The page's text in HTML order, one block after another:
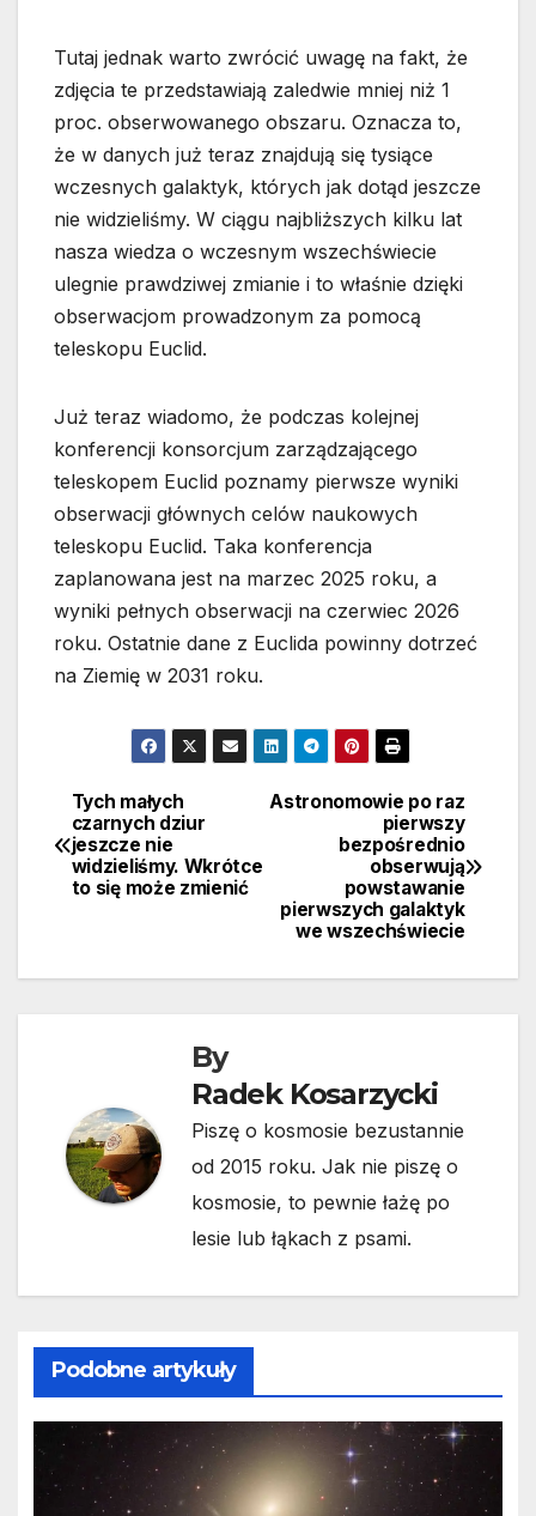
Tutaj jednak warto zwrócić uwagę na fakt, że
zdjęcia te przedstawiają zaledwie mniej niż 1
proc. obserwowanego obszaru. Oznacza to,
że w danych już teraz znajdują się tysiące
wczesnych galaktyk, których jak dotąd jeszcze
nie widzieliśmy. W ciągu najbliższych kilku lat
nasza wiedza o wczesnym wszechświecie
ulegnie prawdziwej zmianie i to właśnie dzięki
obserwacjom prowadzonym za pomocą
teleskopu Euclid.
Już teraz wiadomo, że podczas kolejnej
konferencji konsorcjum zarządzającego
teleskopem Euclid poznamy pierwsze wyniki
obserwacji głównych celów naukowych
teleskopu Euclid. Taka konferencja
zaplanowana jest na marzec 2025 roku, a
wyniki pełnych obserwacji na czerwiec 2026
roku. Ostatnie dane z Euclida powinny dotrzeć
na Ziemię w 2031 roku.
Nawigacja
wpisu
Astronomowie po raz
pierwszy
bezpośrednio
obserwują
powstawanie
pierwszych galaktyk
we wszechświecie
Tych małych
czarnych dziur
jeszcze nie
widzieliśmy. Wkrótce
to się może zmienić
By
Radek Kosarzycki
Piszę o kosmosie bezustannie
od 2015 roku. Jak nie piszę o
kosmosie, to pewnie łażę po
lesie lub łąkach z psami.
Podobne artykuły